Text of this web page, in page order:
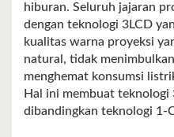
hiburan. Seluruh jajaran
dengan teknologi 3LCD
kualitas warna proyeksi
natural, tidak
menghemat konsumsi
Hal ini membuat teknologi
dibandingkan teknologi 1-